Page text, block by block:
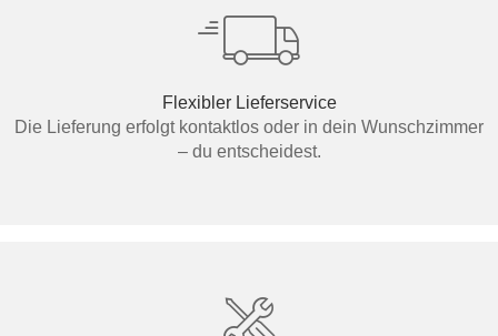
Flexibler Lieferservice
Die Lieferung erfolgt kontaktlos oder in dein Wunschzimmer
– du entscheidest.